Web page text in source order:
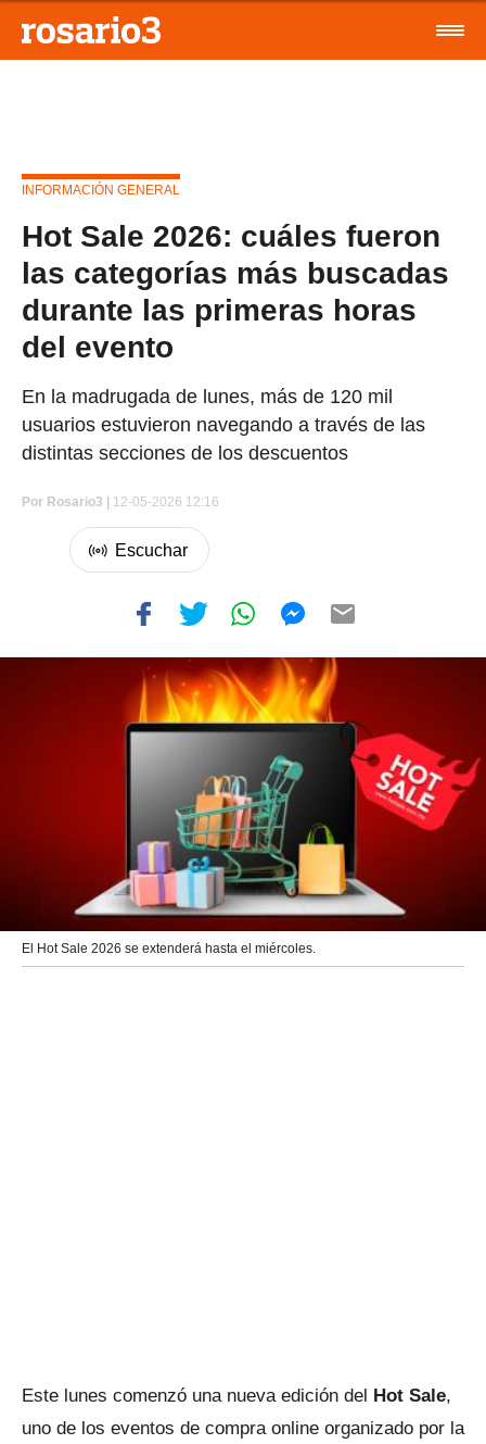
INFORMACIÓN GENERAL
Hot Sale 2026: cuáles fueron
las categorías más buscadas
durante las primeras horas
del evento
En la madrugada de lunes, más de 120 mil
usuarios estuvieron navegando a través de las
distintas secciones de los descuentos
Por Rosario3 | 12-05-2026 12:16
El Hot Sale 2026 se extenderá hasta el miércoles.
Este lunes comenzó una nueva edición del Hot Sale,
uno de los eventos de compra online organizado por la